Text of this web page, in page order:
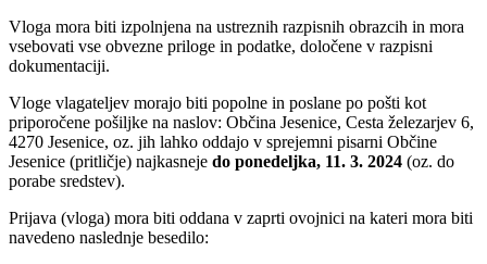
Vloga mora biti izpolnjena na ustreznih razpisnih obrazcih in mora
vsebovati vse obvezne priloge in podatke, določene v razpisni
dokumentaciji.
Vloge vlagateljev morajo biti popolne in poslane po pošti kot
priporočene pošiljke na naslov: Občina Jesenice, Cesta železarjev 6,
4270 Jesenice, oz. jih lahko oddajo v sprejemni pisarni Občine
Jesenice (pritličje) najkasneje do ponedeljka, 11. 3. 2024 (oz. do
porabe sredstev).
Prijava (vloga) mora biti oddana v zaprti ovojnici na kateri mora biti
navedeno naslednje besedilo: